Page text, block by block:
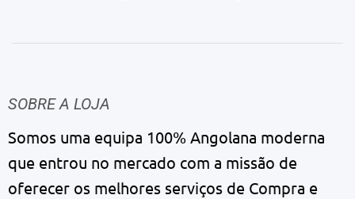
SOBRE A LOJA
Somos uma equipa 100% Angolana moderna
que entrou no mercado com a missão de
oferecer os melhores serviços de Compra e